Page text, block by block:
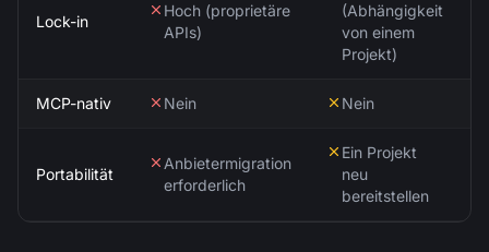
Lock-in
Hoch (proprietäre
APIs)
(Abhängigkeit
von einem
Projekt)
MCP-nativ Nein Nein
Portabilität
Anbietermigration
erforderlich
Ein Projekt
neu
bereitstellen